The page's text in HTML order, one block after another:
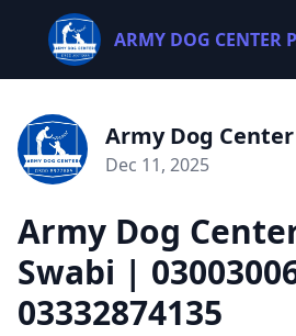
ARMY DOG CENTER
Army Dog Center
Dec 11, 2025
Army Dog
Swabi |
03332874135